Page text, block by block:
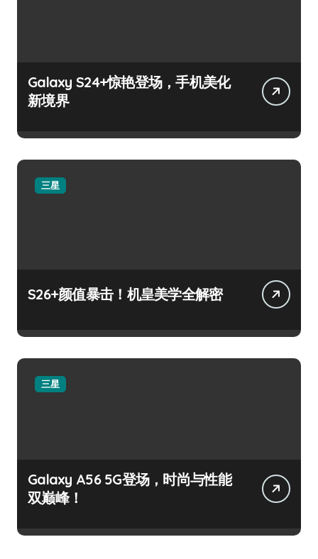
Galaxy S24+惊艳登场，手机美化
新境界
三星
S26+颜值暴击！机皇美学全解密
三星
Galaxy A56 5G登场，时尚与性能
双巅峰！